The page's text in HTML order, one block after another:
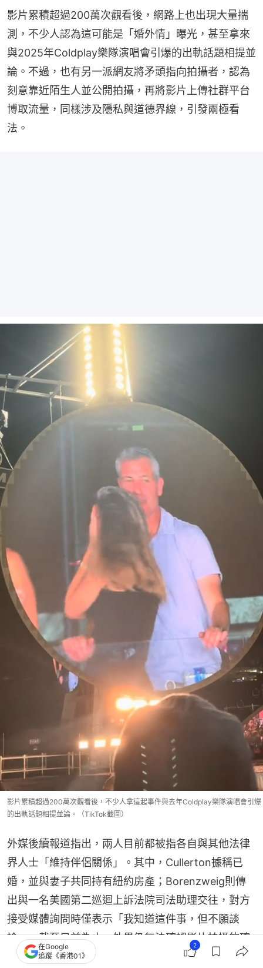
影片累積超過200萬次觀看後，網路上也出現大量揣
測，不少人認為這可能是「婚外情」曝光，甚至拿來
與2025年Coldplay樂隊演唱會引爆的出軌話題相提並
論。不過，也有另一派網友將矛頭指向拍攝者，認為
刻意靠近陌生人並公開拍攝，再將影片上傳社群平台
博取流量，同樣涉及隱私與道德界線，引發兩極看
法。
影片累積超過200萬次觀看後，不少人拿這起事件與去年Coldplay樂隊演唱會引爆
的出軌話題相提並論。（TikTok截圖）
外媒後續報道指出，兩人目前都被指各自與其他法律
界人士「維持伴侶關係」。其中，Cullerton據稱已
婚，並與妻子共同持有紐約房產；Borenzweig則傳
出與一名美國第二巡迴上訴法院司法助理交往，對方
接受媒體詢問時僅表示「我知道這件事，但不願談
論」。截至目前為止，外界仍無法確認影片拍攝的確
切時間，也不清楚兩人的關係始於何時，而涉事律師
在Google
追蹤《香港01》
2